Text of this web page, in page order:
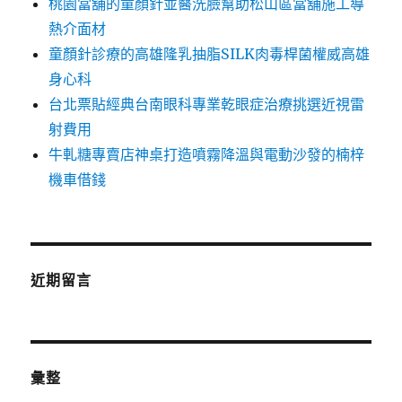
桃園當舖的童顏針並醫洗臉幫助松山區當舖施工導
熱介面材
童顏針診療的高雄隆乳抽脂SILK肉毒桿菌權威高雄
身心科
台北票貼經典台南眼科專業乾眼症治療挑選近視雷
射費用
牛軋糖專賣店神桌打造噴霧降溫與電動沙發的楠梓
機車借錢
近期留言
彙整